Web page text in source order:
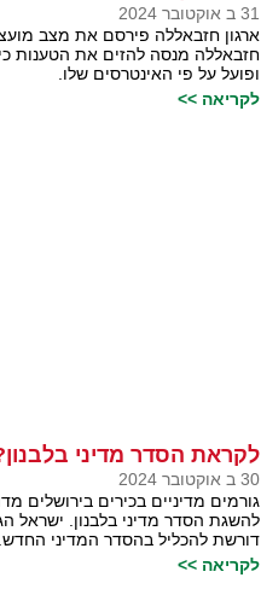
31 ב אוקטובר 2024
ארגון חזבאללה פירסם את מצב
חזבאללה מנסה להזים את הטענות
ופועל על פי האינטרסים שלו.
לקריאה >>
לקראת הסדר מדיני
30 ב אוקטובר 2024
גורמים מדיניים בכירים בירושלים
להשגת הסדר מדיני בלבנון. ישראל
דורשת להכליל בהסדר המדיני החדש.
לקריאה >>